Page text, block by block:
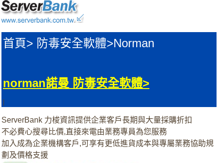
首頁> 防毒安全軟體>Norman
norman諾曼 防毒安全軟體>
ServerBank 力梭資訊提供企業客戶長期與大量採購折扣
不必費心搜尋比價,直接來電由業務專員為您服務
加入成為企業機構客戶,可享有更低進貨成本與專屬業務協助規
劃及價格支援